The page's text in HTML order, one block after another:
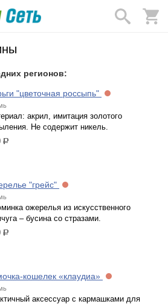
регионов:
"цветочная россыпь"
акрил, имитация золотого
Не содержит никель.
р.
"грейс"
ожерелья из искусственного
– бусина со стразами.
р.
кошелек «клаудиа»
аксессуар с кармашками для